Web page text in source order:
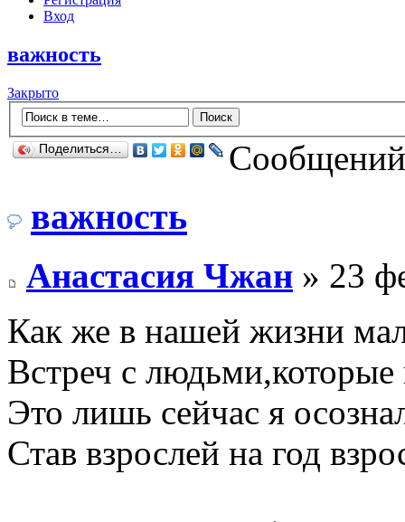
Вход
важность
Закрыто
Поделиться…
важность
Анастасия Чжан » 23
Как же в нашей жизни
Встреч с
Это лишь сейчас я
Став взрослей на год